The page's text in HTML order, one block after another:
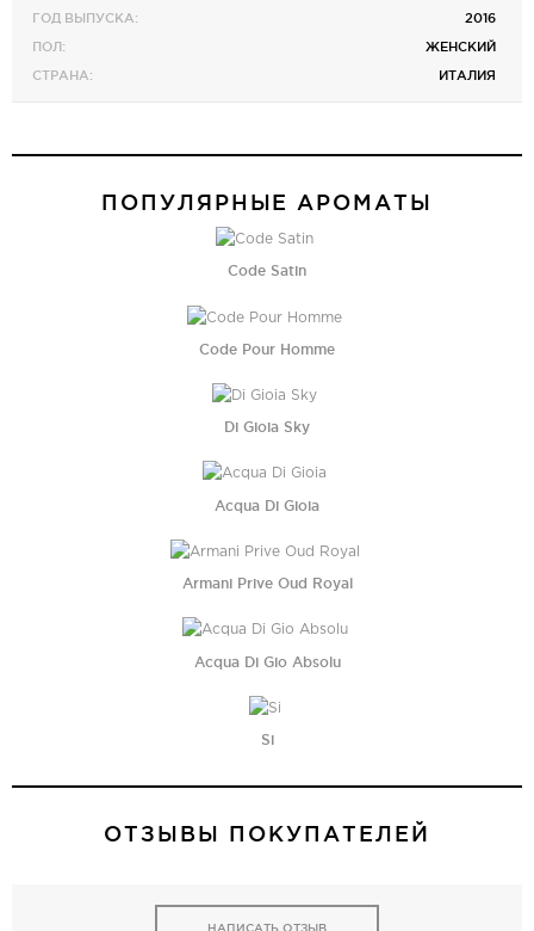
ГОД ВЫПУСКА:
2016
ПОЛ:
ЖЕНСКИЙ
СТРАНА:
ИТАЛИЯ
ПОПУЛЯРНЫЕ АРОМАТЫ
Code Satin
Code Pour Homme
Di Gioia Sky
Acqua Di Gioia
Armani Prive Oud Royal
Acqua Di Gio Absolu
Si
ОТЗЫВЫ ПОКУПАТЕЛЕЙ
НАПИСАТЬ ОТЗЫВ